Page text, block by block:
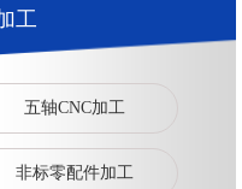
工
五轴CNC加工
非标零配件加工